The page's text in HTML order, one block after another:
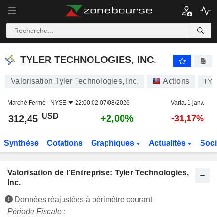
TYLER TECHNOLOGIES, INC.
TYLER TECHNOLOGIES, INC.
Valorisation Tyler Technologies, Inc. Actions TYL
Marché Fermé - NYSE 22:00:02 07/08/2026 Varia. 1 janv.
312,45 USD +2,00% -31,17%
Synthèse Cotations Graphiques Actualités
Valorisation de l'Entreprise: Tyler Technologies,
Inc.
Données réajustées à périmètre courant
Période Fiscale :